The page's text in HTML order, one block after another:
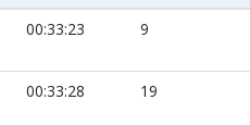
00:33:23 9
00:33:28 19